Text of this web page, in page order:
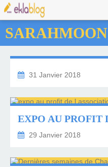
SARAHMOON
31 Janvier 2018
29 Janvier 2018